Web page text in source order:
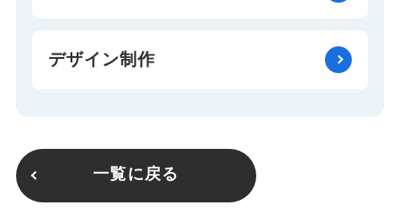
デザイン制作
一覧に戻る